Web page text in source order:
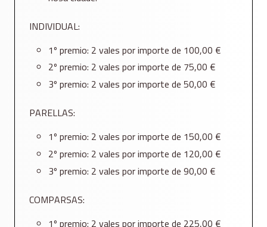
INDIVIDUAL:
1º premio: 2 vales por importe de 100,00 €
2º premio: 2 vales por importe de 75,00 €
3º premio: 2 vales por importe de 50,00 €
PARELLAS:
1º premio: 2 vales por importe de 150,00 €
2º premio: 2 vales por importe de 120,00 €
3º premio: 2 vales por importe de 90,00 €
COMPARSAS:
1º premio: 2 vales por importe de 225,00 €